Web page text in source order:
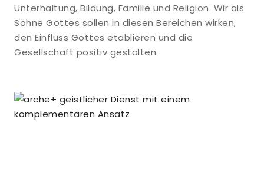
Unterhaltung, Bildung, Familie und Religion. Wir als
Söhne Gottes sollen in diesen Bereichen wirken,
den Einfluss Gottes etablieren und die
Gesellschaft positiv gestalten.